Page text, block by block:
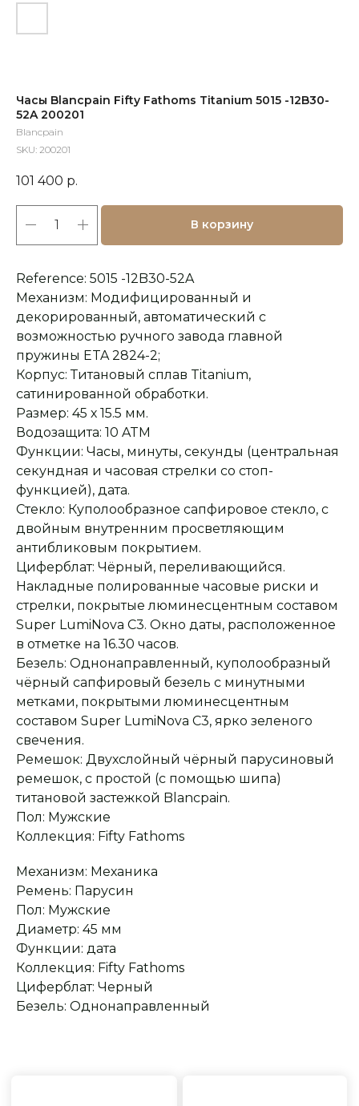
Часы Blancpain Fifty Fathoms Titanium 5015 -12B30-
52A 200201
Blancpain
SKU: 200201
101 400 р.
В корзину
Reference: 5015 -12B30-52A
Механизм: Модифицированный и
декорированный, автоматический с
возможностью ручного завода главной
пружины ETA 2824-2;
Корпус: Титановый сплав Titanium,
сатинированной обработки.
Размер: 45 х 15.5 мм.
Водозащита: 10 ATM
Функции: Часы, минуты, секунды (центральная
секундная и часовая стрелки со стоп-
функцией), дата.
Стекло: Куполообразное сапфировое стекло, с
двойным внутренним просветляющим
антибликовым покрытием.
Циферблат: Чёрный, переливающийся.
Накладные полированные часовые риски и
стрелки, покрытые люминесцентным составом
Super LumiNova С3. Окно даты, расположенное
в отметке на 16.30 часов.
Безель: Однонаправленный, куполообразный
чёрный сапфировый безель с минутными
метками, покрытыми люминесцентным
составом Super LumiNova С3, ярко зеленого
свечения.
Ремешок: Двухслойный чёрный парусиновый
ремешок, с простой (с помощью шипа)
титановой застежкой Blancpain.
Пол: Мужские
Коллекция: Fifty Fathoms
Механизм: Механика
Ремень: Парусин
Пол: Мужские
Диаметр: 45 мм
Функции: дата
Коллекция: Fifty Fathoms
Циферблат: Черный
Безель: Однонаправленный
Оплата при получении
Заказ опласивается
осмотра товара
Подробная
консультация
Ответим на все вопросы
и поможем с выбором
Сервисное
обслуживание
На все товары
распространяется
гарантийные
обязательства
Превосходное исполнение
от ведущих и именитых
фабрик